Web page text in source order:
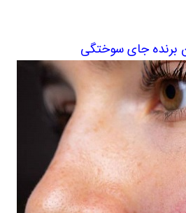
برنده جای سوختگی